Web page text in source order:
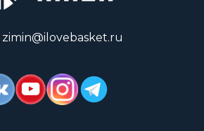
zimin@ilovebasket.ru